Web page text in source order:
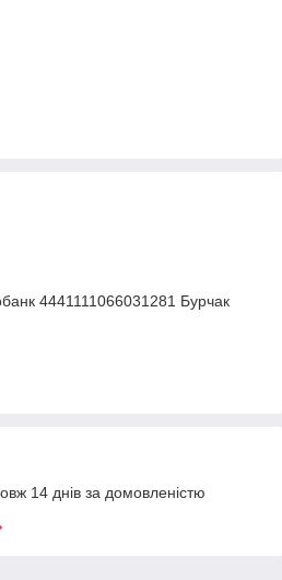
4441111066031281 Бурчак
14 днів за домовленістю